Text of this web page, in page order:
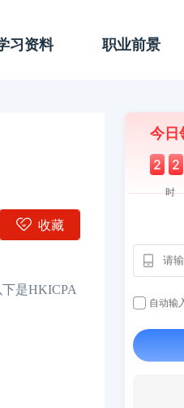
习资料 职业前景
收藏
是HKICPA
今日
2 2
时
自动输